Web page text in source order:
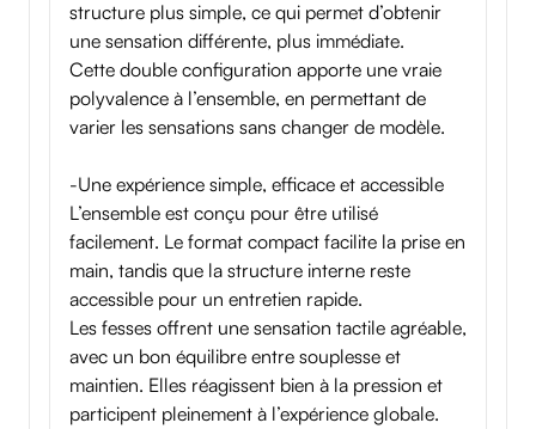
structure plus simple, ce qui permet d’obtenir
une sensation différente, plus immédiate.
Cette double configuration apporte une vraie
polyvalence à l’ensemble, en permettant de
varier les sensations sans changer de modèle.
-Une expérience simple, efficace et accessible
L’ensemble est conçu pour être utilisé
facilement. Le format compact facilite la prise en
main, tandis que la structure interne reste
accessible pour un entretien rapide.
Les fesses offrent une sensation tactile agréable,
avec un bon équilibre entre souplesse et
maintien. Elles réagissent bien à la pression et
participent pleinement à l’expérience globale.